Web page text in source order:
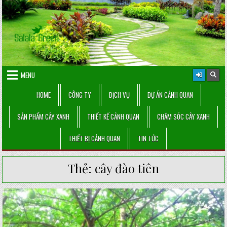
Skip
to
content
MENU
HOME
CÔNG TY DỊCH VỤ DỰ ÁN CẢNH QUAN
SẢN PHẨM CÂY XANH THIẾT KẾ CẢNH QUAN CHĂM SÓC CÂY XANH
THIẾT BỊ CẢNH QUAN TIN TỨC
Thẻ: cây đào tiên
Posted
in